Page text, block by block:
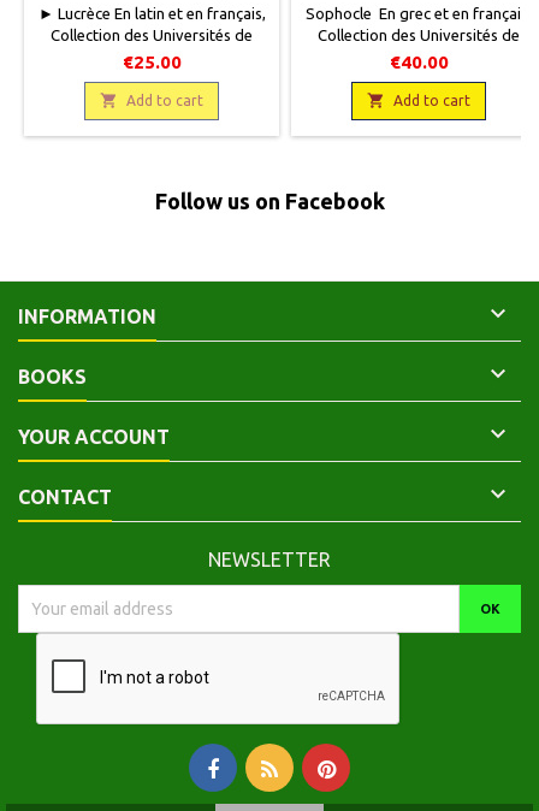
► Lucrèce En latin et en français,
Collection des Universités de
France, Les Belles Lettres, 1948,
13 x 20, XXVII + 154 pages et 150
pages, broché, occasion.Bon
état. Non coupé. Protégé par du
papier cristal. Les 2 volumes.
€25.00
 Add to cart
Sophocle En grec et en français,
Collection des Universités de
France, Paris, Les Belles Lettres,
2013, 13 x 19, VIII + 152 pages,
broché. Neuf. 9782251003085
€40.00
 Add to cart
Follow us on Facebook
INFORMATION 
BOOKS 
YOUR ACCOUNT 
CONTACT 
NEWSLETTER